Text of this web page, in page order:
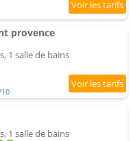
provence
1 salle de bains
1 salle de bains